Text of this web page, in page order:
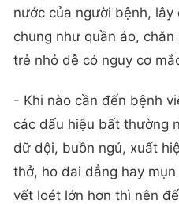
nước của người bệnh,
chung như quần áo,
trẻ nhỏ dễ có nguy cơ
- Khi nào cần đến bệnh
các dấu hiệu bất thường
dữ dội, buồn ngủ, xuất
thở, ho dai dẳng hay
vết loét lớn hơn thì nên